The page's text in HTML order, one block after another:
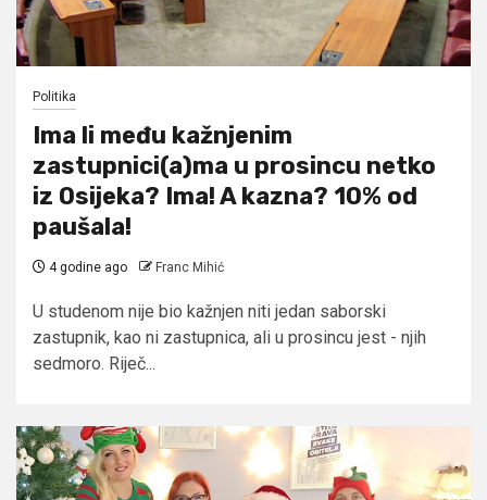
Politika
Ima li među kažnjenim
zastupnici(a)ma u prosincu netko
iz Osijeka? Ima! A kazna? 10% od
paušala!
4 godine ago Franc Mihić
U studenom nije bio kažnjen niti jedan saborski
zastupnik, kao ni zastupnica, ali u prosincu jest - njih
sedmoro. Riječ...